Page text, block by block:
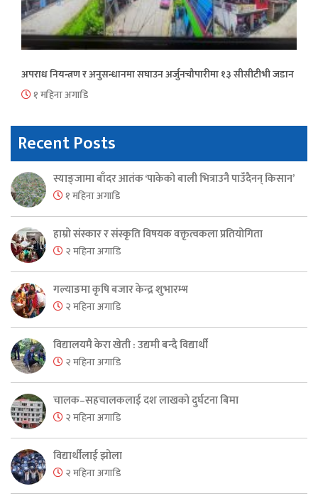
अपराध नियन्त्रण र अनुसन्धानमा सघाउन अर्जुनचौपारीमा १३ सीसीटीभी जडान
१ महिना अगाडि
Recent Posts
स्याङ्जामा बाँदर आतंक ‘पाकेको बाली भित्राउनै पाउँदैनन् किसान’
१ महिना अगाडि
हाम्रो संस्कार र संस्कृति विषयक वक्तृत्वकला प्रतियोगिता
२ महिना अगाडि
गल्याङमा कृषि बजार केन्द्र शुभारम्भ
२ महिना अगाडि
विद्यालयमै केरा खेती : उद्यमी बन्दै विद्यार्थी
२ महिना अगाडि
चालक–सहचालकलाई दश लाखको दुर्घटना बिमा
२ महिना अगाडि
विद्यार्थीलाई झोला
२ महिना अगाडि